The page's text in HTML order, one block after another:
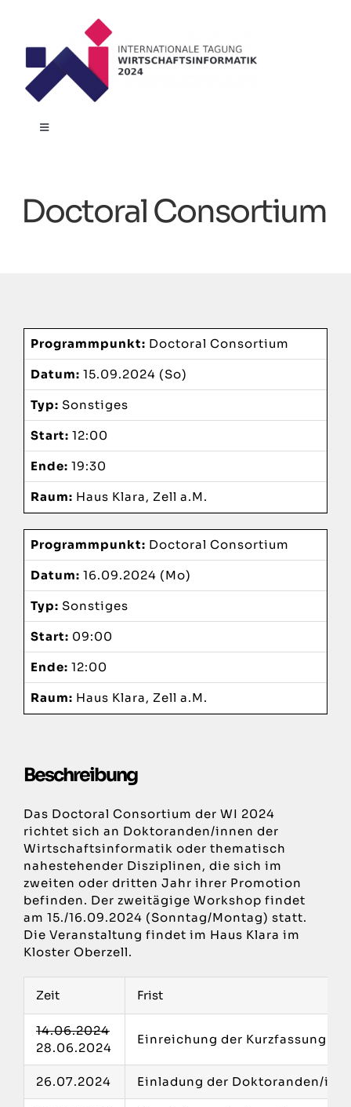
Toggle
Programm
Veranstaltungsort
Doctoral Consortium
Programmpunkt: Doctoral Consortium
Datum: 15.09.2024 (So)
Typ: Sonstiges
Start: 12:00
Ende: 19:30
Raum: Haus Klara, Zell a.M.
Programmpunkt: Doctoral Consortium
Datum: 16.09.2024 (Mo)
Typ: Sonstiges
Start: 09:00
Ende: 12:00
Raum: Haus Klara, Zell a.M.
Beschreibung
Das Doctoral Consortium der WI 2024
richtet sich an Doktoranden/innen der
Wirtschaftsinformatik oder thematisch
nahestehender Disziplinen, die sich im
zweiten oder dritten Jahr ihrer Promotion
befinden. Der zweitägige Workshop findet
am 15./16.09.2024 (Sonntag/Montag) statt.
Die Veranstaltung findet im Haus Klara im
Kloster Oberzell.
Zeit Frist
14.06.2024
28.06.2024
Einreichung der Kurzfassung
26.07.2024 Einladung der Doktoranden/